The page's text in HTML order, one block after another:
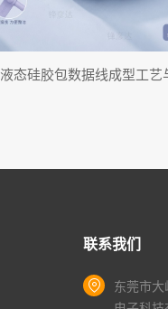
液态硅胶包数据线成型工艺
联系我们
东莞市